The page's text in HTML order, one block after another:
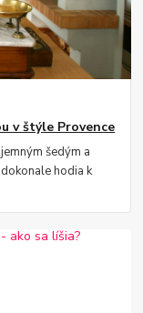
v štýle Provence
šedým a
hodia k